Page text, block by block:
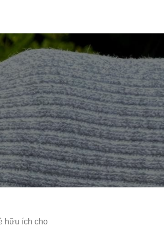
hữu ích cho